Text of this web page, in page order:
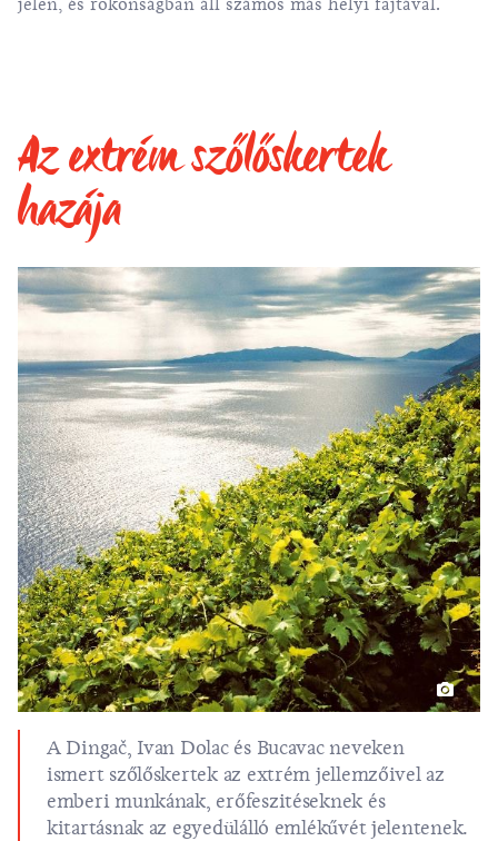
jelen, és rokonságban áll számos más helyi fajtával.
Az extrém szőlőskertek
hazája
A Dingač, Ivan Dolac és Bucavac neveken
ismert szőlőskertek az extrém jellemzőivel az
emberi munkának, erőfeszitéseknek és
kitartásnak az egyedülálló emlékűvét jelentenek.